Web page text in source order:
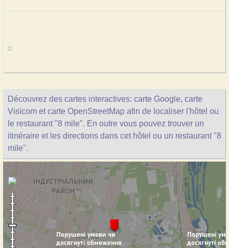
Découvrez des cartes interactives: carte Google, carte
Visicom et carte OpenStreetMap afin de localiser l'hôtel ou
le restaurant "8 mile". En outre vous pouvez trouver un
itinéraire et les directions dans cet hôtel ou un restaurant "8
mile".